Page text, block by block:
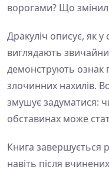
ворогами? Що
Дракуліч описує, як у
виглядають
демонструють ознак
злочинних нахилів.
змушує задуматися:
обставинах може
Книга завершується
навіть після